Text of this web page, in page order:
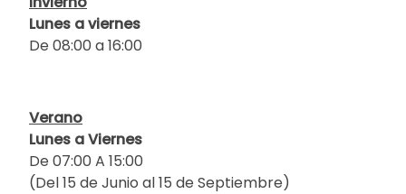
Lunes a viernes
De 08:00 a 16:00
Verano
Lunes a Viernes
De 07:00 A 15:00
(Del 15 de Junio al 15 de Septiembre)